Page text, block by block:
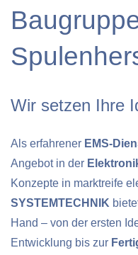
Wir setzen Ihre
Als erfahrener EMS-
Angebot in der
Konzepte in marktreife
SYSTEMTECHNIK
Hand – von der ersten
Entwicklung bis zur